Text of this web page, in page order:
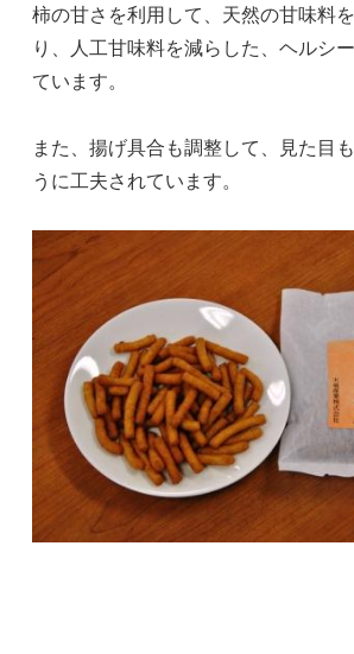
柿の甘さを利用して、天然の甘味料
り、人工甘味料を減らした、ヘルシ
ています。
また、揚げ具合も調整して、見た目
うに工夫されています。